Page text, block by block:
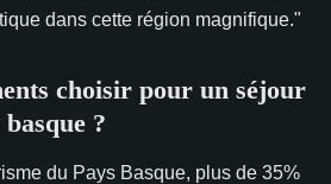
dans cette région magnifique."
choisir pour un séjour
?
du Pays Basque, plus de 35%